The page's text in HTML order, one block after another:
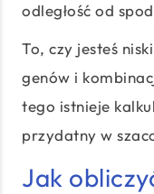
odległość od
To, czy jesteś
genów i
tego istnieje
przydatny w
Jak